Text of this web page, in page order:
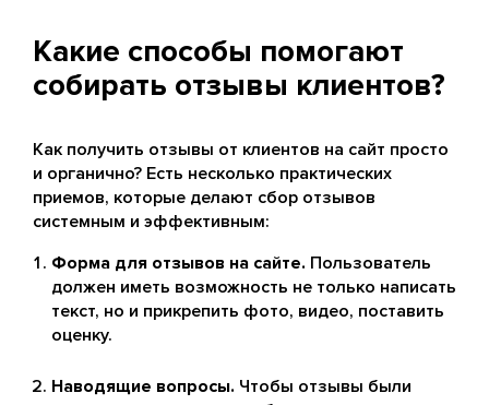
Какие способы помогают
собирать отзывы клиентов?
Как получить отзывы от клиентов на сайт просто
и органично? Есть несколько практических
приемов, которые делают сбор отзывов
системным и эффективным:
Форма для отзывов на сайте. Пользователь
должен иметь возможность не только написать
текст, но и прикрепить фото, видео, поставить
оценку.
Наводящие вопросы. Чтобы отзывы были